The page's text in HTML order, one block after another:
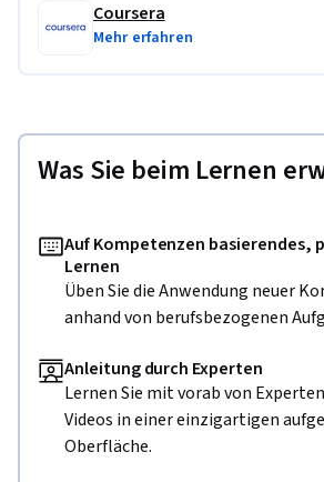
Coursera
Mehr erfahren
Was Sie beim Lernen
Auf Kompetenzen basierendes,
Lernen
Üben Sie die Anwendung neuer
anhand von berufsbezogenen
Anleitung durch Experten
Lernen Sie mit vorab von
Videos in einer einzigartigen
Oberfläche.